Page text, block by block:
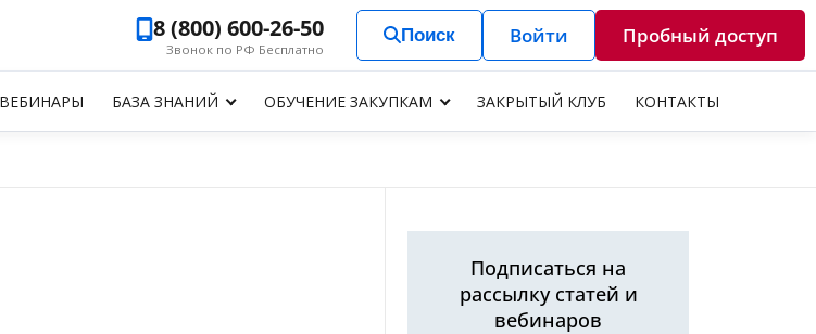
8 (800) 600-26-50
Звонок по РФ Бесплатно
Поиск Войти Пробный доступ
ВЕБИНАРЫ БАЗА ЗНАНИЙ ОБУЧЕНИЕ ЗАКУПКАМ ЗАКРЫТЫЙ КЛУБ КОНТАКТЫ
Подписаться на
рассылку статей и
вебинаров